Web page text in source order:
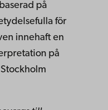
på
för
innehaft en
på